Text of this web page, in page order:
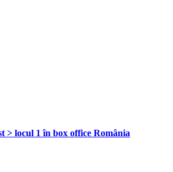
> locul 1 în box office România